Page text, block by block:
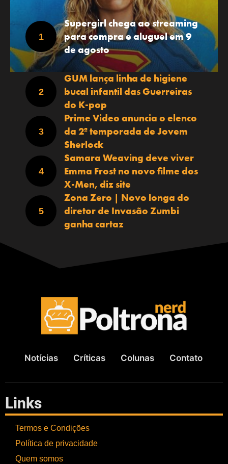
Supergirl chega ao streaming
para compra e aluguel em 9
de agosto
GUM lança linha de higiene
bucal infantil das Guerreiras
do K-pop
Prime Video anuncia o elenco
da 2ª temporada de Jovem
Sherlock
Samara Weaving deve viver
Emma Frost no novo filme dos
X-Men, diz site
Zona Zero | Novo longa do
diretor de Invasão Zumbi
ganha cartaz
Notícias Críticas Colunas Contato
Links
Termos e Condições
Política de privacidade
Quem somos